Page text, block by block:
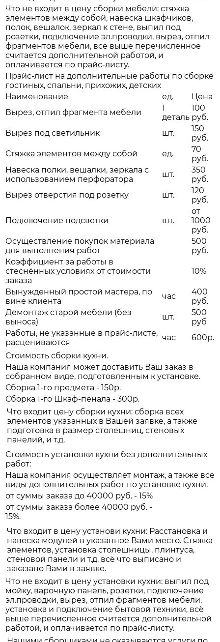
Что не входит в цену сборки мебели: стяжка
элементов между собой, навеска шкафчиков,
полок, вешалок, зеркал к стене, выпил под
розетки, подключение эл.проводки, вырез, отпил
фрагментов мебели, всё выше перечисленное
считается дополнительной работой, и
оплачивается по прайс-листу.
Прайс-лист на дополнительные работы по сборке
гостиных, спальни, прихожих, детских
Наименование
ед.
Цена
Вырез, отпил фрагмента мебели
1
деталь
100
руб.
Вырез под светильник
шт.
150
руб.
Стяжка элементов между собой
ед.
70
руб.
Навеска полки, вешалки, зеркала с
использованием перфоратора
шт.
350
руб.
Вырез отверстия под розетку
шт.
120
руб.
Подключение подсветки шт.
от
1000
руб.
Осуществление покупок материала
для выполнения работ
500
руб.
Коэффициент за работы в
стеснённых условиях от стоимости
заказа
10%
Вынужденный простой мастера, по
вине клиента
час
400
руб.
Демонтаж старой мебели (без
выноса)
шт.
500
руб
Работы, не указанные в прайс-листе,
расцениваются
час
600р.
Стоимость сборки кухни.
Наша компания может доставить Ваш заказ в
собранном виде, подготовленным к установке.
Сборка 1-го предмета - 150р.
Сборка 1-го Шкаф-пенала - 300р.
Что входит цену сборки кухни: сборка всех
элементов указанных в Вашей заявке, а также
подготовка в размер столешниц, стеновых
панелий, и т.д.
Стоимость установки кухни без дополнительных
работ:
Наша компания осуществляет монтаж, а также все
виды дополнительных работ по установке кухни.
от суммы заказа до 40000 руб. - 15%
от суммы заказа более 40000 руб. -
15%.
Что входит в цену установи кухни: Расстановка и
навеска модулей в указанное Вами место. Стяжка
элементов, установка столешницы, плинтуса,
стеновой панели и т.д. всё что выписано и
заказано Вами в заявке.
Что не входит в цену установки кухни: выпил под
мойку, варочную панель, розетки, подключение
эл.проводки, вырез, отпил фрагментов мебели,
установка и подключение бытовой техники, всё
выше перечисленное считается дополнительной
работой, и оплачивается по прайс-листу.